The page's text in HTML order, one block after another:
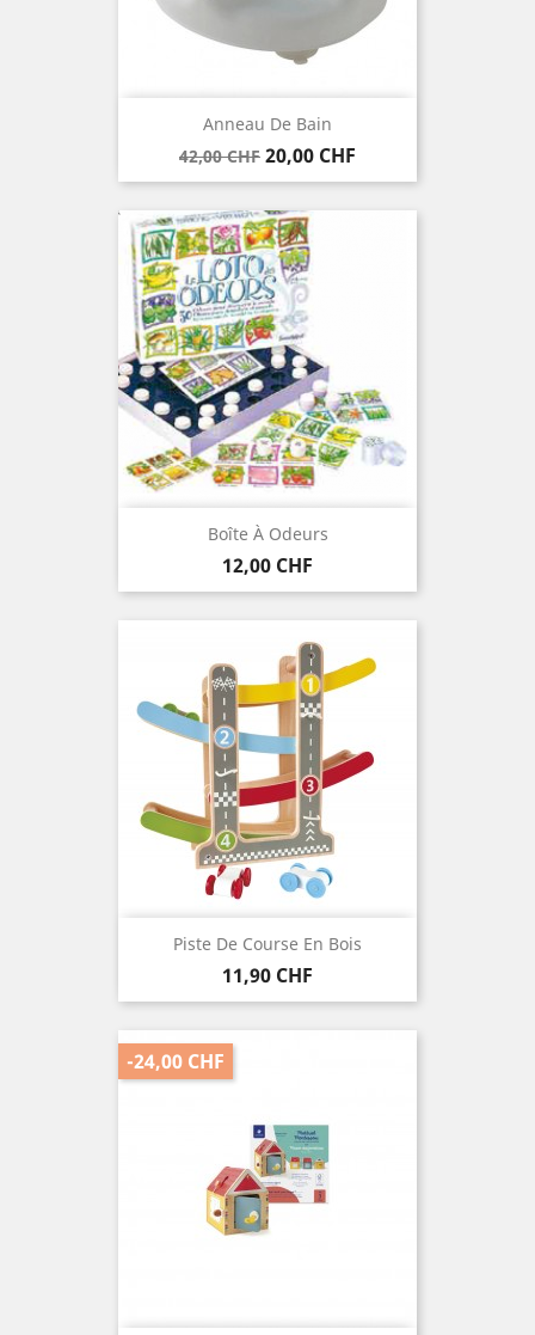
Anneau De Bain
Verkaufspreis
42,00 CHF Preis
20,00 CHF
Boîte À Odeurs
Preis
12,00 CHF
Piste De Course En Bois
Preis
11,90 CHF
-24,00 CHF